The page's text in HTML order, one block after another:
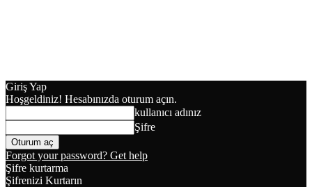
Giriş Yap
Hoşgeldiniz! Hesabınızda oturum açın.
kullanıcı adınız
Şifre
Forgot your password? Get help
Şifre kurtarma
Şifrenizi Kurtarın